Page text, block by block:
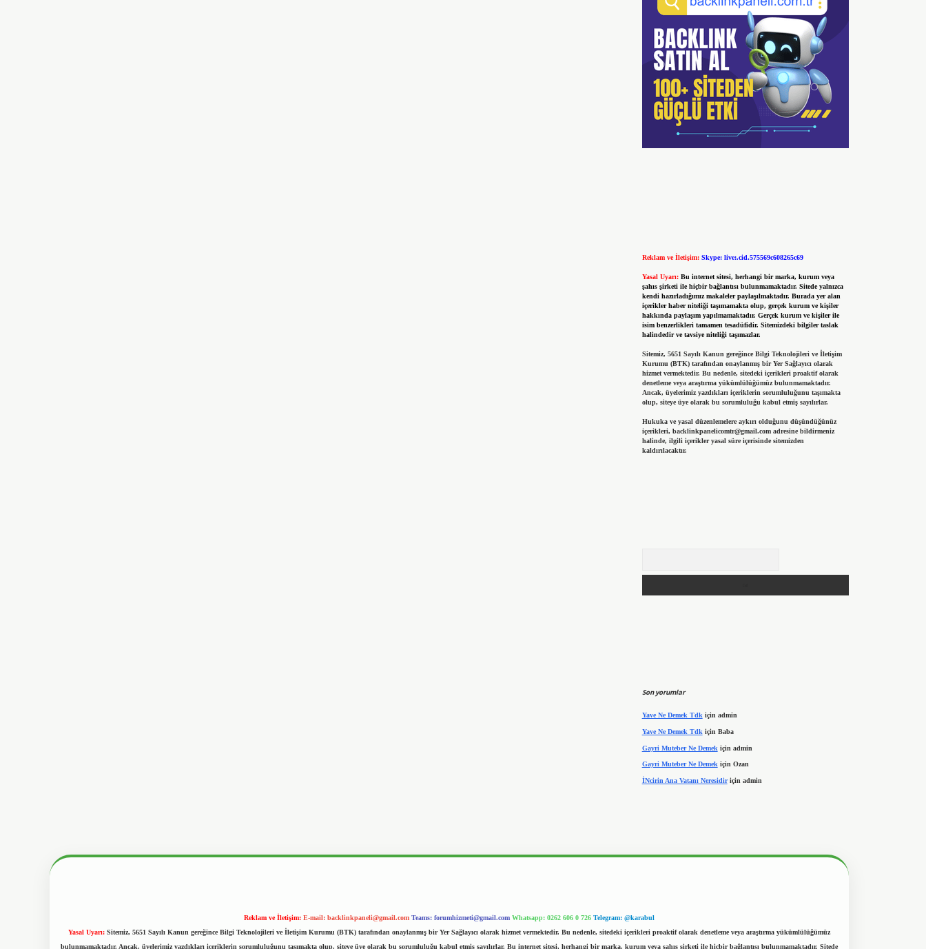
Reklam ve İletişim: Skype: live:.cid.575569c608265c69
Yasal Uyarı: Bu internet sitesi, herhangi bir marka, kurum veya
şahıs şirketi ile hiçbir bağlantısı bulunmamaktadır. Sitede yalnızca
kendi hazırladığımız makaleler paylaşılmaktadır. Burada yer alan
içerikler haber niteliği taşımamakta olup, gerçek kurum ve kişiler
hakkında paylaşım yapılmamaktadır. Gerçek kurum ve kişiler ile
isim benzerlikleri tamamen tesadüfidir. Sitemizdeki bilgiler taslak
halindedir ve tavsiye niteliği taşımazlar.
Sitemiz, 5651 Sayılı Kanun gereğince Bilgi Teknolojileri ve İletişim
Kurumu (BTK) tarafından onaylanmış bir Yer Sağlayıcı olarak
hizmet vermektedir. Bu nedenle, sitedeki içerikleri proaktif olarak
denetleme veya araştırma yükümlülüğümüz bulunmamaktadır.
Ancak, üyelerimiz yazdıkları içeriklerin sorumluluğunu taşımakta
olup, siteye üye olarak bu sorumluluğu kabul etmiş sayılırlar.
Hukuka ve yasal düzenlemelere aykırı olduğunu düşündüğünüz
içerikleri, backlinkpanelicomtr@gmail.comadresine bildirmeniz
halinde, ilgili içerikler yasal süre içerisinde sitemizden
kaldırılacaktır.
Son yorumlar
Yave Ne Demek Tdkiçin admin
Yave Ne Demek Tdk için Baba
Gayri Muteber Ne Demek için admin
Gayri Muteber Ne Demek için Ozan
İNcirin Ana Vatanı Neresidiriçin admin
Reklam ve İletişim: E-mail: backlinkpaneli@gmail.com Teams: forumhizmeti@gmail.com Whatsapp: 0262 606 0 726 Telegram: @karabul
Yasal Uyarı: Sitemiz, 5651 Sayılı Kanun gereğince Bilgi Teknolojileri ve İletişim Kurumu (BTK) tarafından onaylanmış bir Yer Sağlayıcı olarak hizmet vermektedir. Bu nedenle, sitedeki içerikleri proaktif olarak denetleme veya araştırma yükümlülüğümüz
bulunmamaktadır. Ancak, üyelerimiz yazdıkları içeriklerin sorumluluğunu taşımakta olup, siteye üye olarak bu sorumluluğu kabul etmiş sayılırlar. Bu internet sitesi, herhangi bir marka, kurum veya şahıs şirketi ile hiçbir bağlantısı bulunmamaktadır. Sitede